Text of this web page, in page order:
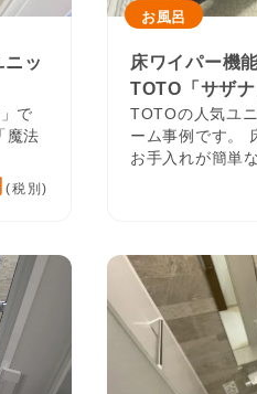
ッ
で
魔法
(税別)
お風呂
床ワイパー機
TOTO「サザ
TOTOの人気ユ
ーム事例です。
お手入れが簡単